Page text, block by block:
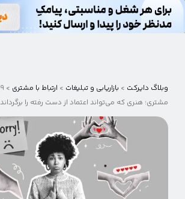
وبلاگدایرکت
وبلاگ دایرکت > بازاریابی و تبلیغات > ارتباط با مشتری >
مشتری؛ هنری که می‌تواند اعتماد از دست رفته را برگرداند